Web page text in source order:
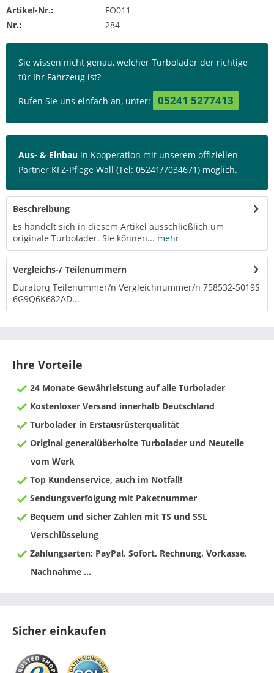
Artikel-Nr.:
FO011
Nr.:
284
Sie wissen nicht genau, welcher Turbolader der richtige
für Ihr Fahrzeug ist?
Rufen Sie uns einfach an, unter: 05241 5277413
Aus- & Einbau in Kooperation mit unserem offiziellen
Partner KFZ-Pflege Wall (Tel: 05241/7034671) möglich.
Beschreibung
Es handelt sich in diesem Artikel ausschließlich um
originale Turbolader. Sie können... mehr
Vergleichs-/ Teilenummern
Duratorq Teilenummer/n Vergleichnummer/n 758532-5019S
6G9Q6K682AD...
Ihre Vorteile
24 Monate Gewährleistung auf alle Turbolader
Kostenloser Versand innerhalb Deutschland
Turbolader in Erstausrüsterqualität
Original generalüberholte Turbolader und Neuteile
vom Werk
Top Kundenservice, auch im Notfall!
Sendungsverfolgung mit Paketnummer
Bequem und sicher Zahlen mit TS und SSL
Verschlüsselung
Zahlungsarten: PayPal, Sofort, Rechnung, Vorkasse,
Nachnahme ...
Sicher einkaufen